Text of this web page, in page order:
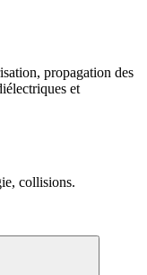
propagation des
et
collisions.